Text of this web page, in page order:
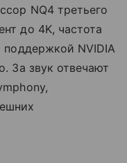
NQ4 третьего
до 4K, частота
поддержкой NVIDIA
За звук отвечают